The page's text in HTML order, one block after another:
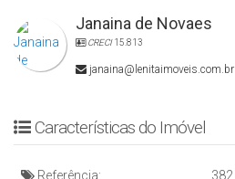
Janaina de Novaes
CRECI15.813
janaina@lenitaimoveis.com.br
Características do Imóvel
Referência: 382